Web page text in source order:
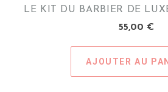
LE KIT DU BARBIER DE
55,00 €
AJOUTER AU